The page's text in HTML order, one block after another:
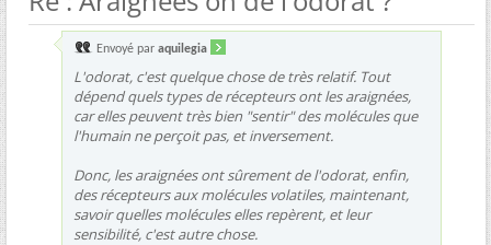
Envoyé par aquilegia
L'odorat, c'est quelque chose de très relatif. Tout
dépend quels types de récepteurs ont les araignées,
car elles peuvent très bien "sentir" des molécules que
l'humain ne perçoit pas, et inversement.
Donc, les araignées ont sûrement de l'odorat, enfin,
des récepteurs aux molécules volatiles, maintenant,
savoir quelles molécules elles repèrent, et leur
sensibilité, c'est autre chose.